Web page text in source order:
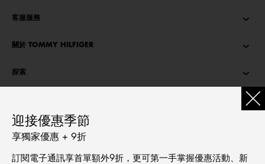
客服服務
關於 TOMMY HILFIGER
探索
語言
迎接優惠季節
享獨家優惠 + 9折
訂閱電子通訊享首單額外9折，更可第一手掌握優惠活動、新